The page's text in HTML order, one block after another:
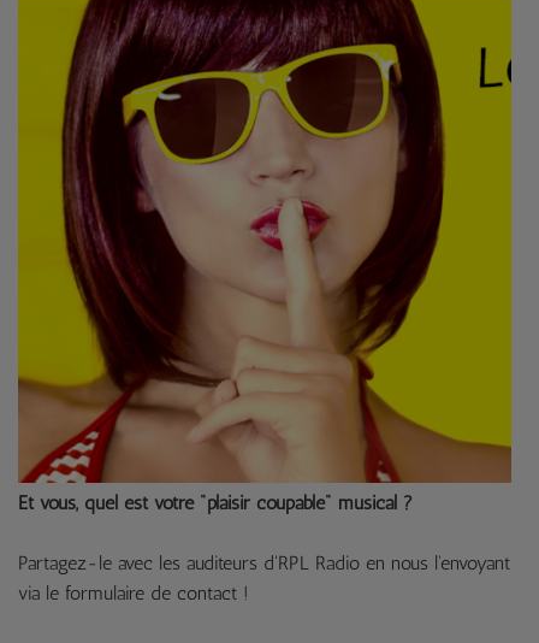
Et vous, quel est votre "plaisir coupable" musical ?
Partagez-le avec les auditeurs d'RPL Radio en nous l'envoyant
via le formulaire de contact !